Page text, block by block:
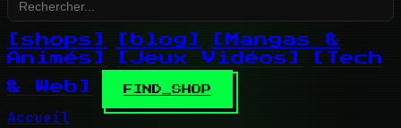
[shops] [blog]
[Mangas &
Animés]
[Jeux Vidéos]
[Tech
& Web]
FIND_SHOP
Accueil